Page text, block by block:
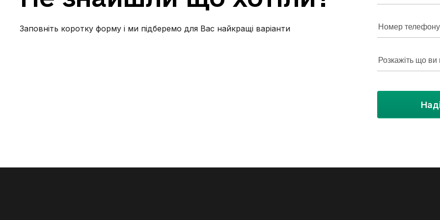
встановлений генератор — під час відключень
є світло в квартирі та під’їзді. Ця квартира
телефонуйте!
Заповніть коротку форму і ми підберемо для Вас найкращі варіанти